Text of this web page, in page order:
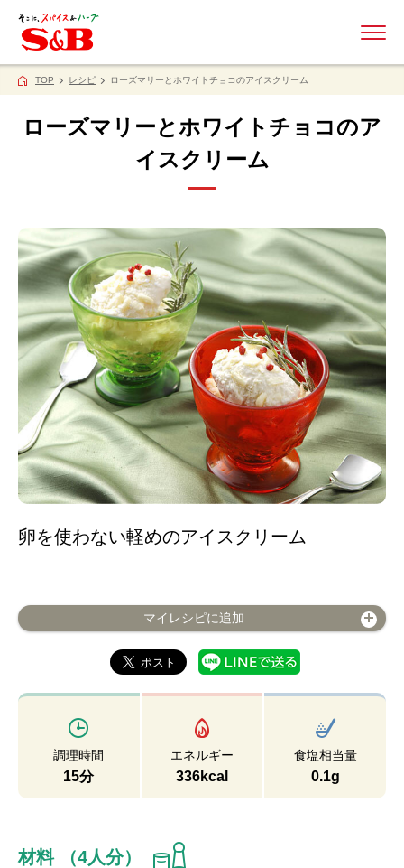
TOP レシピ ローズマリーとホワイトチョコのアイスクリーム
ローズマリーとホワイトチョコのア
イスクリーム
卵を使わない軽めのアイスクリーム
マイレシピに追加
調理時間
15分
エネルギー
336kcal
食塩相当量
0.1g
材料 （4人分）